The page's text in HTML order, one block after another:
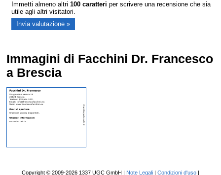
Immetti almeno altri100 caratteri per scrivere una recensione che sia
utile agli altri visitatori.
Immagini di Facchini Dr. Francesco
a Brescia
Copyright © 2009-2026 1337 UGC GmbH | Note Legali| Condizioni d'uso|